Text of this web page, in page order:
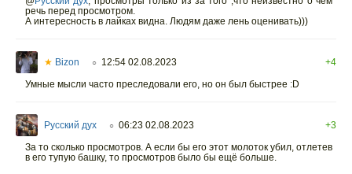
речь перед просмотром.
А интересность в лайках видна. Людям даже лень оценивать)))
★ Bizon ○ 12:54 02.08.2023
+4
Умные мысли часто преследовали его, но он был быстрее :D
Русский дух ○ 06:23 02.08.2023
+3
За то сколько просмотров. А если бы его этот молоток убил, отлетев
в его тупую башку, то просмотров было бы ещё больше.